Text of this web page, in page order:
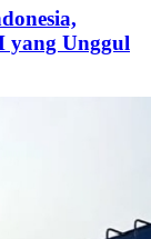
yang Unggul